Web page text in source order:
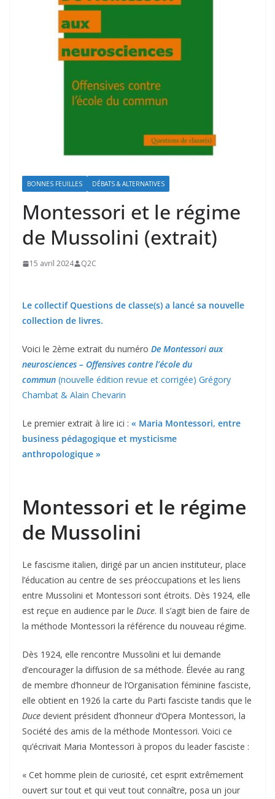
BONNES FEUILLES DÉBATS & ALTERNATIVES
Montessori et le régime
de Mussolini (extrait)
15 avril 2024 Q2C
Le collectif Questions de classe(s) a lancé sa nouvelle
collection de livres.
Voici le 2ème extrait du numéro De Montessori aux
neurosciences – Offensives contre l’école du
commun (nouvelle édition revue et corrigée) Grégory
Chambat & Alain Chevarin
Le premier extrait à lire ici : « Maria Montessori, entre
business pédagogique et mysticisme
anthropologique »
Montessori et le régime
de Mussolini
Le fascisme italien, dirigé par un ancien instituteur, place
l’éducation au centre de ses préoccupations et les liens
entre Mussolini et Montessori sont étroits. Dès 1924, elle
est reçue en audience par le Duce. Il s’agit bien de faire de
la méthode Montessori la référence du nouveau régime.
Dès 1924, elle rencontre Mussolini et lui demande
d’encourager la diffusion de sa méthode. Élevée au rang
de membre d’honneur de l’Organisation féminine fasciste,
elle obtient en 1926 la carte du Parti fasciste tandis que le
Duce devient président d’honneur d’Opera Montessori, la
Société des amis de la méthode Montessori. Voici ce
qu’écrivait Maria Montessori à propos du leader fasciste :
« Cet homme plein de curiosité, cet esprit extrêmement
ouvert sur tout et qui veut tout connaître, posa un jour